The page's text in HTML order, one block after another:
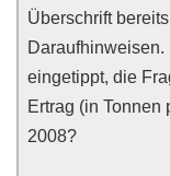
Überschrift
eingetippt, die
Ertrag (in Tonnen
2008?